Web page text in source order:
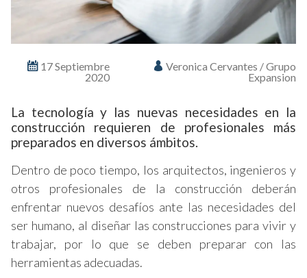
17 Septiembre
2020
Veronica Cervantes / Grupo
Expansion
La tecnología y las nuevas necesidades en la
construcción requieren de profesionales más
preparados en diversos ámbitos.
Dentro de poco tiempo, los arquitectos, ingenieros y
otros profesionales de la construcción deberán
enfrentar nuevos desafíos ante las necesidades del
ser humano, al diseñar las construcciones para vivir y
trabajar, por lo que se deben preparar con las
herramientas adecuadas.